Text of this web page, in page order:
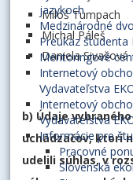
jazykoch
Medzinárodné
Preukaz študenta
Mentoringové
Internetový
Vydavateľstva
Internetový
Vydavateľstva
Informácie pre
Pracovné
Slovenská
Miloš Tumpach
Michal Páleš
Daniela Sivašová
b) Údaje
uchádzačov, ktorí
udelili súhlas, v